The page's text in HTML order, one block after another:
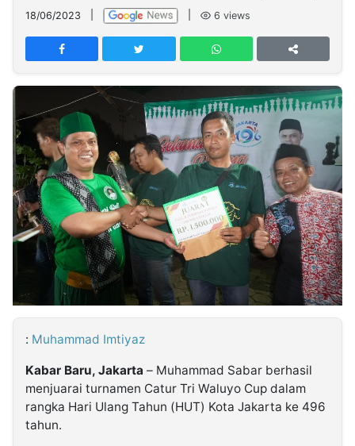
Network
PT
TREETAN
MULTIMEDIA
INDONESIA
Partner
Insight
NTB
Suara
Time
Lens
IDN
Daily
Jogja
Jalan
Rakyat
Idealita
News
Kita
Notice
Dinamikapost.com
Radar
Baru
Seedbacklink
Kabarbaru
18/06/2023 6 views
: Muhammad Imtiyaz
Kabar Baru, Jakarta – Muhammad Sabar berhasil
menjuarai turnamen Catur Tri Waluyo Cup dalam
rangka Hari Ulang Tahun (HUT) Kota Jakarta ke 496
tahun.